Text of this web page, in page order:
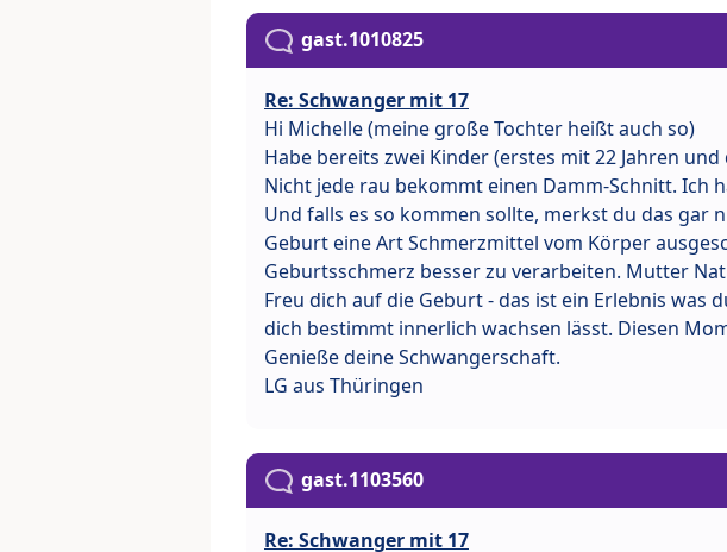
gast.1010825
Re: Schwanger mit 17
Hi Michelle (meine große Tochter heißt auch so)
Habe bereits zwei Kinder (erstes mit 22 Jahren und
Nicht jede rau bekommt einen Damm-Schnitt. Ich
Und falls es so kommen sollte, merkst du das gar
Geburt eine Art Schmerzmittel vom Körper
Geburtsschmerz besser zu verarbeiten. Mutter
Freu dich auf die Geburt - das ist ein Erlebnis was
dich bestimmt innerlich wachsen lässt. Diesen
Genieße deine Schwangerschaft.
LG aus Thüringen
gast.1103560
Re: Schwanger mit 17